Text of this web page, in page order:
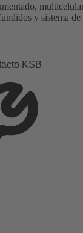
y sistema
KSB